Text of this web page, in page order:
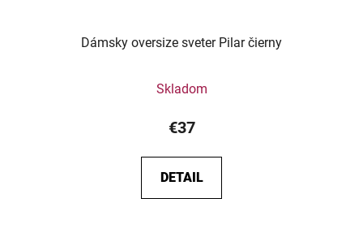
Dámsky oversize sveter Pilar čierny
Skladom
€37
DETAIL